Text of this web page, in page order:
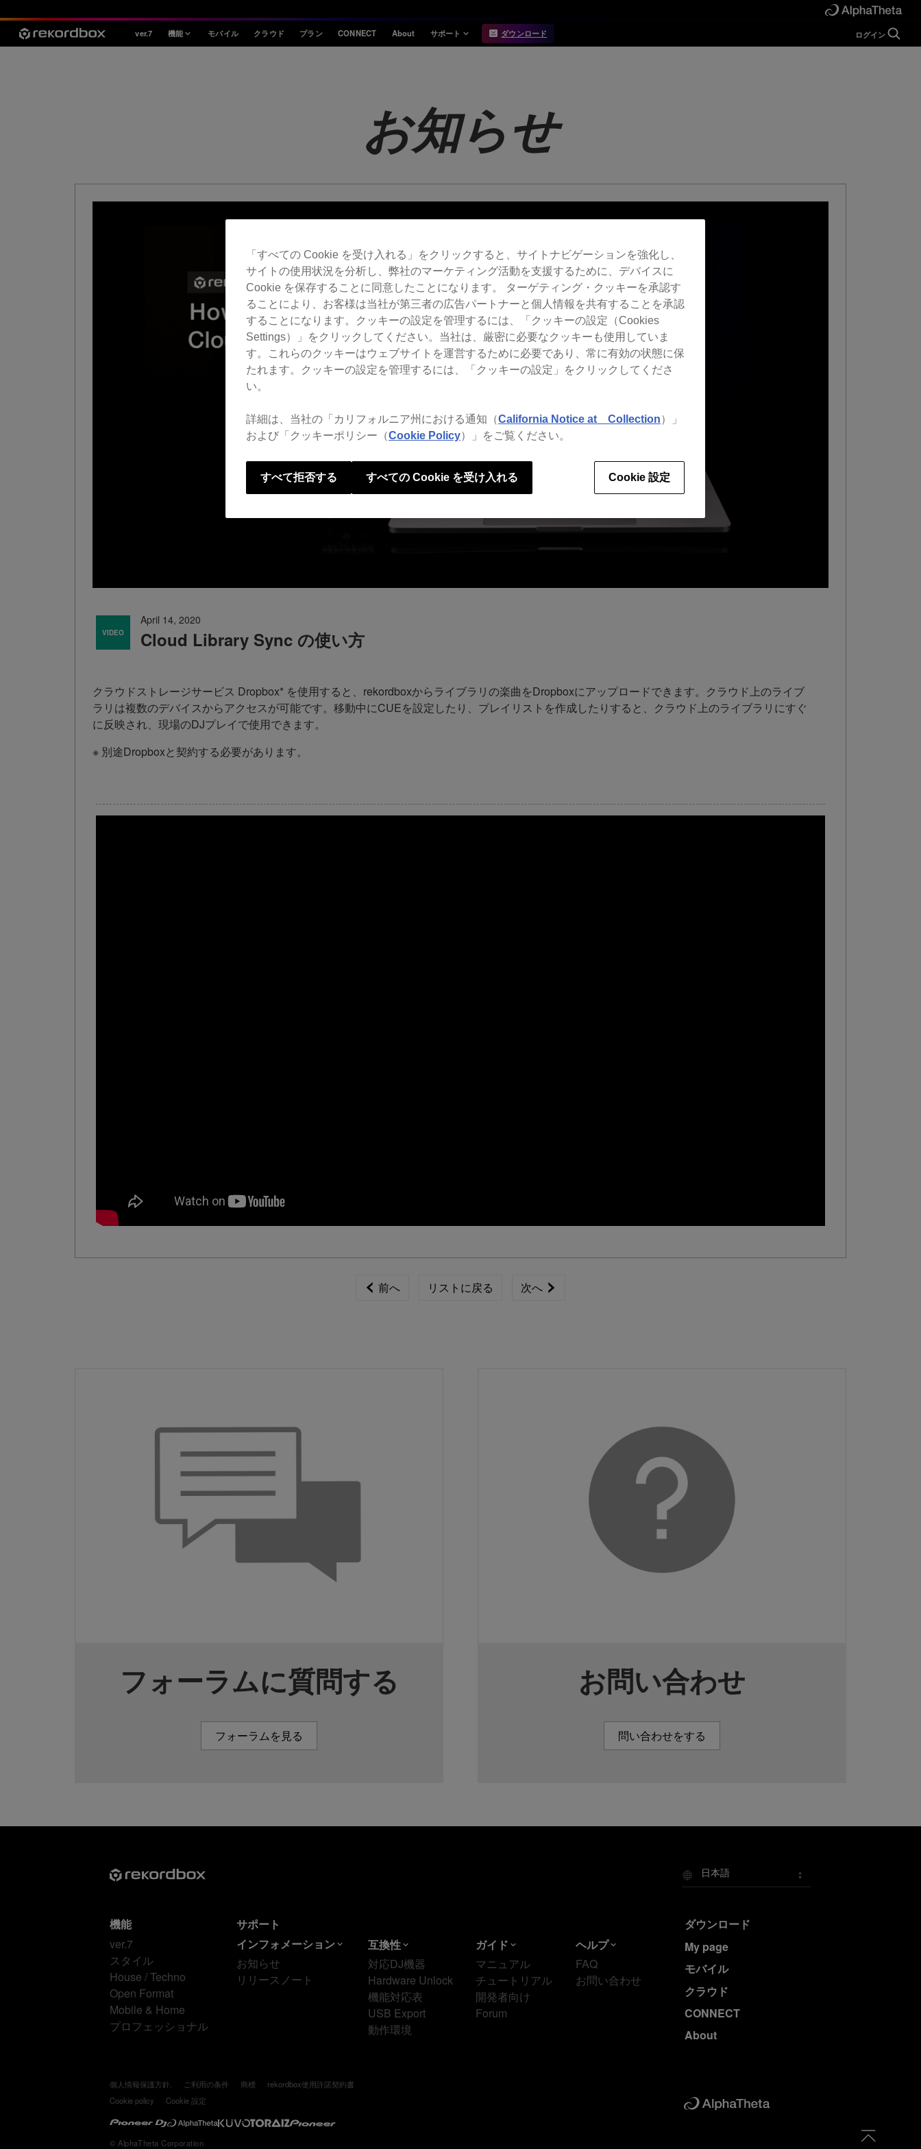
ver.7 機能 モバイル クラウド プラン CONNECT About サポート
リリースノート
Hardware Unlock
機能対応表
USB Export
ダウンロード ログイン
お知らせ
VIDEO
April 14, 2020
Cloud Library Sync の使い方
クラウドストレージサービス Dropbox* を使用すると、rekordboxからライブラリの楽曲をDropboxにアップロードできます。クラウド上のライブ
ラリは複数のデバイスからアクセスが可能です。移動中にCUEを設定したり、プレイリストを作成したりすると、クラウド上のライブラリにすぐ
に反映され、現場のDJプレイで使用できます。
※ 別途Dropboxと契約する必要があります。
前へ リストに戻る 次へ
フォーラムに質問する
フォーラムを見る
お問い合わせ
問い合わせをする
日本語
機能
ver.7
スタイル
House / Techno
Open Format
Mobile & Home
プロフェッショナル
サポート
インフォメーション
お知らせ
リリースノート
互換性
対応DJ機器
Hardware Unlock
機能対応表
USB Export
動作環境
ガイド
マニュアル
チュートリアル
開発者向け
Forum
ヘルプ
FAQ
お問い合わせ
ダウンロード
My page
モバイル
クラウド
CONNECT
About
個人情報保護方針. ご利用の条件 商標
rekordbox使用許諾契約書
Cookie policy
Cookie 設定
© AlphaTheta Corporation
「すべての Cookie を受け入れる」をクリックすると、サイトナビゲーションを強化し、
サイトの使用状況を分析し、弊社のマーケティング活動を支援するために、デバイスに
Cookie を保存することに同意したことになります。 ターゲティング・クッキーを承認す
ることにより、お客様は当社が第三者の広告パートナーと個人情報を共有することを承認
することになります。クッキーの設定を管理するには、「クッキーの設定（Cookies
Settings）」をクリックしてください。当社は、厳密に必要なクッキーも使用していま
す。これらのクッキーはウェブサイトを運営するために必要であり、常に有効の状態に保
たれます。クッキーの設定を管理するには、「クッキーの設定」をクリックしてくださ
い。
詳細は、当社の「カリフォルニア州における通知（California Notice at Collection）」
および「クッキーポリシー（Cookie Policy）」をご覧ください。
Cookie 設定
すべて拒否する すべての Cookie を受け入れる